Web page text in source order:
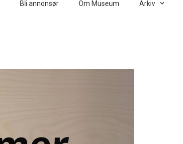
Bli annonsør Om Museum Arkiv